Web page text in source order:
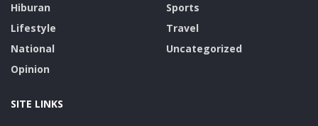
Hiburan
Lifestyle
National
Opinion
Sports
Travel
Uncategorized
SITE LINKS